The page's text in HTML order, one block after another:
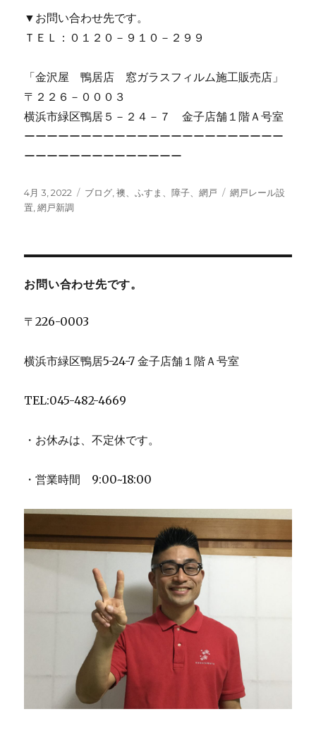
▼お問い合わせ先です。
ＴＥＬ：０１２０－９１０－２９９
「金沢屋 鴨居店 窓ガラスフィルム施工販売店」
〒２２６－０００３
横浜市緑区鴨居５－２４－７ 金子店舗１階Ａ号室
ーーーーーーーーーーーーーーーーーーーーーーー
ーーーーーーーーーーーーーー
投
稿
4月 3, 2022
カ
ブログ ,襖、ふすま、障子、網戸
タ
網戸レール設
置 ,網戸新調
お問い合わせ先です。
〒226-0003
横浜市緑区鴨居5-24-7 金子店舗１階Ａ号室
TEL:045-482-4669
・お休みは、不定休です。
・営業時間 9:00~18:00